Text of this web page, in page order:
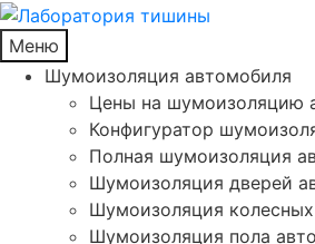
Меню
Шумоизоляция автомобиля
Цены на шумоизоляцию
Конфигуратор
Полная шумоизоляция
Шумоизоляция дверей
Шумоизоляция
Шумоизоляция пола